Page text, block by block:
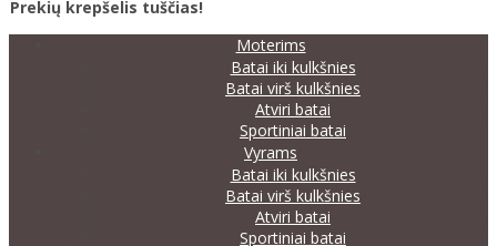
Prekių krepšelis tuščias!
Moterims
Batai iki kulkšnies
Batai virš kulkšnies
Atviri batai
Sportiniai batai
Vyrams
Batai iki kulkšnies
Batai virš kulkšnies
Atviri batai
Sportiniai batai